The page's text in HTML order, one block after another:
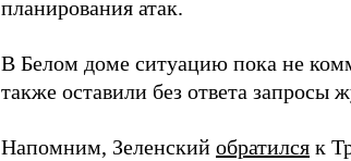
планирования атак.
В Белом доме ситуацию пока не
также оставили без ответа запросы
Напомним, Зеленский обратился к